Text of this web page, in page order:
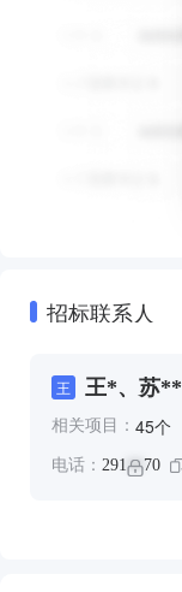
招标联系人
王 王*、苏**
相关项目： 45个
电话： 291**70